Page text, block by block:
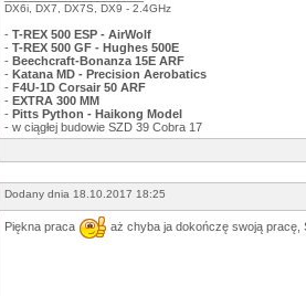
DX6i, DX7, DX7S, DX9 - 2.4GHz
- T-REX 500 ESP - AirWolf
- T-REX 500 GF - Hughes 500E
- Beechcraft-Bonanza 15E ARF
- Katana MD - Precision Aerobatics
- F4U-1D Corsair 50 ARF
- EXTRA 300 MM
- Pitts Python - Haikong Model
- w ciągłej budowie SZD 39 Cobra 17
Dodany dnia 18.10.2017 18:25
Piękna praca aż chyba ja dokończę swoją pracę,